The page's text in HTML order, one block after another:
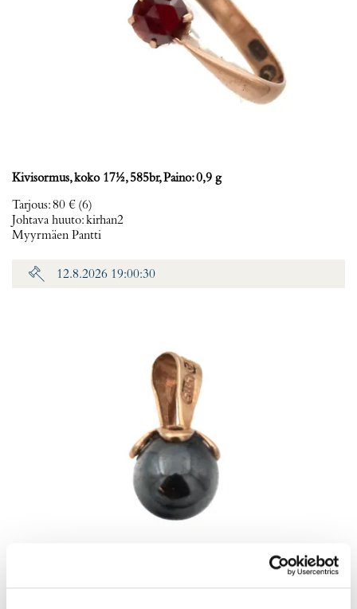
Kivisormus, koko 17½, 585br, Paino: 0,9 g
Tarjous:80 € (6)
Johtava huuto:kirhan2
Myyrmäen Pantti
12.8.2026 19:00:30